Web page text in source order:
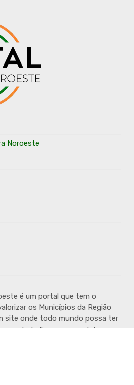
Noroeste
é um portal que tem o
os Municípios da Região
site onde todo mundo possa ter
seu trabalho, seus produtos,